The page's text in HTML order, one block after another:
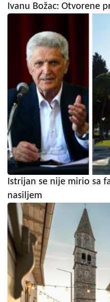
Ivanu Božac: Otvorene
Istrijan se nije mirio sa
nasiljem